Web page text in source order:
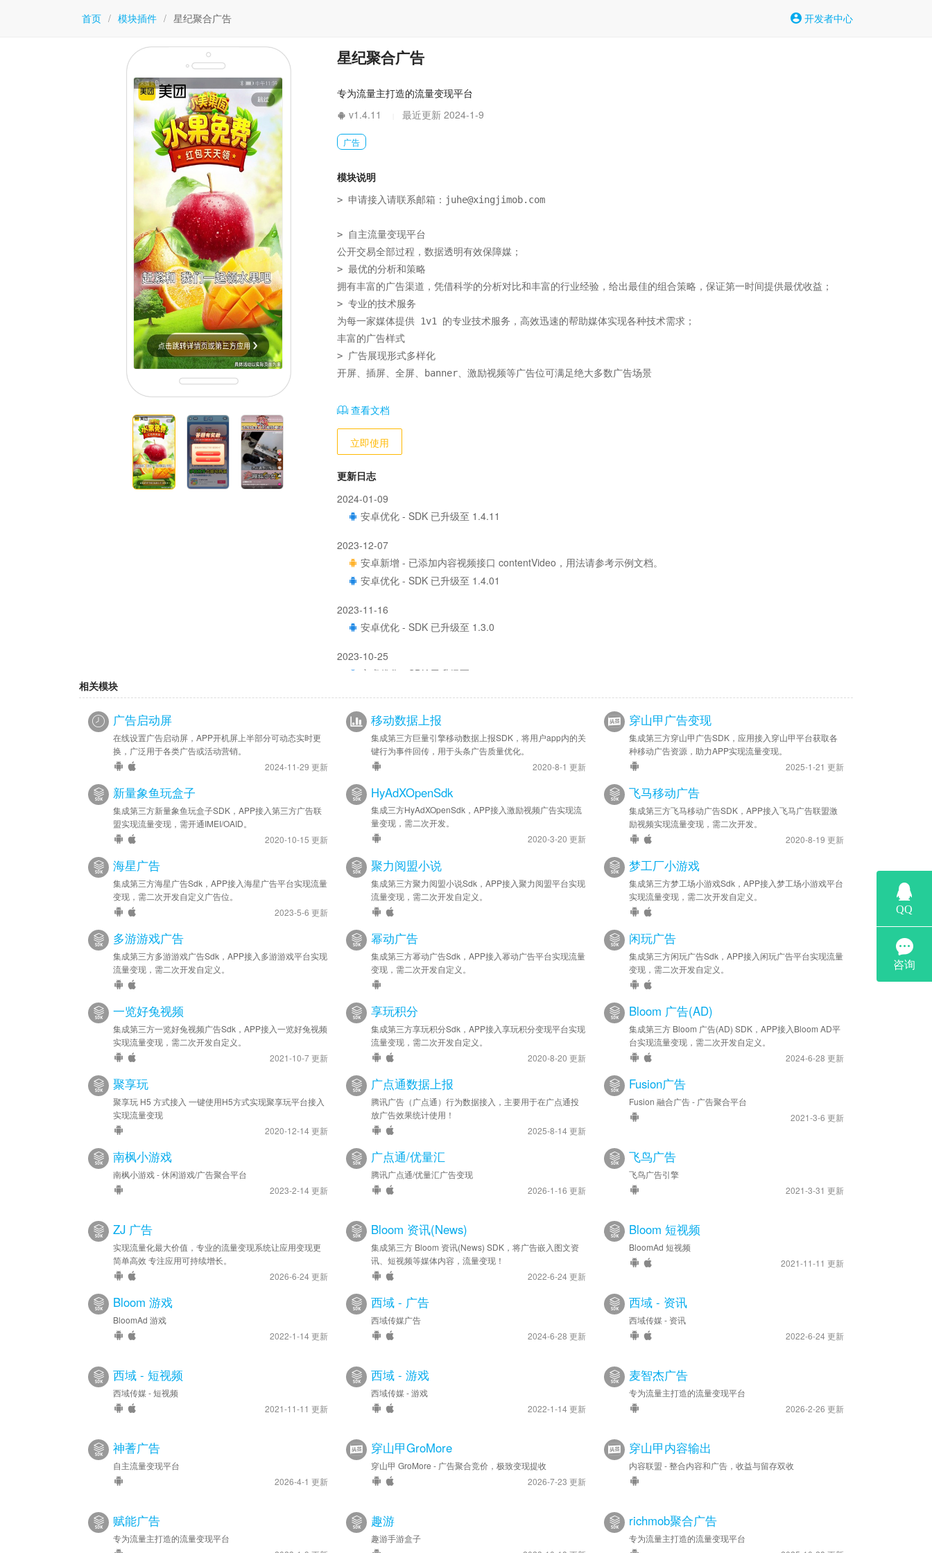
首页 / 模块插件 / 星纪聚合广告 开发者中心
星纪聚合广告
专为流量主打造的流量变现平台
v1.4.11
最近更新 2024-1-9
广告
模块说明
> 申请接入请联系邮箱：juhe@xingjimob.com
> 自主流量变现平台
公开交易全部过程，数据透明有效保障媒；
> 最优的分析和策略
拥有丰富的广告渠道，凭借科学的分析对比和丰富的行业经验，给出最佳的组合策略，保证第一时间提供最优收益；
> 专业的技术服务
为每一家媒体提供 1v1 的专业技术服务，高效迅速的帮助媒体实现各种技术需求；
丰富的广告样式
> 广告展现形式多样化
开屏、插屏、全屏、banner、激励视频等广告位可满足绝大多数广告场景
查看文档
立即使用
更新日志
2024-01-09
安卓优化 - SDK 已升级至 1.4.11
2023-12-07
安卓新增 - 已添加内容视频接口 contentVideo，用法请参考示例文档。
安卓优化 - SDK 已升级至 1.4.01
2023-11-16
安卓优化 - SDK 已升级至 1.3.0
2023-10-25
安卓优化 - SDK 已升级至 1.2.08
2023-08-31
安卓优化 - SDK 已升级至 1.2.02
2023-08-17
安卓优化 - SDK 已升级至 1.2.01
2023-08-06
安卓优化 - SDK 已升级至 1.1.2
2023-07-14
安卓优化 - SDK 已更新至最新版
2023-06-19
安卓新增 - 激励视频 reward 接口增加 userId、customInfo 参数
2022-11-11
安卓优化 - SDK 已升级
2022-10-27
安卓新增 - 接入流量变现
相关模块
广告启动屏
在线设置广告启动屏，APP开机屏上半部分可动态实时更
换，广泛用于各类广告或活动营销。
2024-11-29 更新
移动数据上报
集成第三方巨量引擎移动数据上报SDK，将用户app内的关
键行为事件回传，用于头条广告质量优化。
2020-8-1 更新
穿山甲广告变现
集成第三方穿山甲广告SDK，应用接入穿山甲平台获取各
种移动广告资源，助力APP实现流量变现。
2025-1-21 更新
新量象鱼玩盒子
集成第三方新量象鱼玩盒子SDK，APP接入第三方广告联
盟实现流量变现，需开通IMEI/OAID。
2020-10-15 更新
HyAdXOpenSdk
集成三方HyAdXOpenSdk，APP接入激励视频广告实现流
量变现，需二次开发。
2020-3-20 更新
飞马移动广告
集成第三方飞马移动广告SDK，APP接入飞马广告联盟激
励视频实现流量变现，需二次开发。
2020-8-19 更新
海星广告
集成第三方海星广告Sdk，APP接入海星广告平台实现流量
变现，需二次开发自定义广告位。
2023-5-6 更新
聚力阅盟小说
集成第三方聚力阅盟小说Sdk，APP接入聚力阅盟平台实现
流量变现，需二次开发自定义。
梦工厂小游戏
集成第三方梦工场小游戏Sdk，APP接入梦工场小游戏平台
实现流量变现，需二次开发自定义。
多游游戏广告
集成第三方多游游戏广告Sdk，APP接入多游游戏平台实现
流量变现，需二次开发自定义。
幂动广告
集成第三方幂动广告Sdk，APP接入幂动广告平台实现流量
变现，需二次开发自定义。
闲玩广告
集成第三方闲玩广告Sdk，APP接入闲玩广告平台实现流量
变现，需二次开发自定义。
一览好兔视频
集成第三方一览好兔视频广告Sdk，APP接入一览好兔视频
实现流量变现，需二次开发自定义。
2021-10-7 更新
享玩积分
集成第三方享玩积分Sdk，APP接入享玩积分变现平台实现
流量变现，需二次开发自定义。
2020-8-20 更新
Bloom 广告(AD)
集成第三方 Bloom 广告(AD) SDK，APP接入Bloom AD平
台实现流量变现，需二次开发自定义。
2024-6-28 更新
聚享玩
聚享玩 H5 方式接入 一键使用H5方式实现聚享玩平台接入
实现流量变现
2020-12-14 更新
广点通数据上报
腾讯广告（广点通）行为数据接入，主要用于在广点通投
放广告效果统计使用！
2025-8-14 更新
Fusion广告
Fusion 融合广告 - 广告聚合平台
2021-3-6 更新
南枫小游戏
南枫小游戏 - 休闲游戏/广告聚合平台
2023-2-14 更新
广点通/优量汇
腾讯广点通/优量汇广告变现
2026-1-16 更新
飞鸟广告
飞鸟广告引擎
2021-3-31 更新
ZJ 广告
实现流量化最大价值，专业的流量变现系统让应用变现更
简单高效 专注应用可持续增长。
2026-6-24 更新
Bloom 资讯(News)
集成第三方 Bloom 资讯(News) SDK，将广告嵌入图文资
讯、短视频等媒体内容，流量变现！
2022-6-24 更新
Bloom 短视频
BloomAd 短视频
2021-11-11 更新
Bloom 游戏
BloomAd 游戏
2022-1-14 更新
西域 - 广告
西域传媒广告
2024-6-28 更新
西域 - 资讯
西域传媒 - 资讯
2022-6-24 更新
西域 - 短视频
西域传媒 - 短视频
2021-11-11 更新
西域 - 游戏
西域传媒 - 游戏
2022-1-14 更新
麦智杰广告
专为流量主打造的流量变现平台
2026-2-26 更新
神蓍广告
自主流量变现平台
2026-4-1 更新
穿山甲GroMore
穿山甲 GroMore - 广告聚合竞价，极致变现提收
2026-7-23 更新
穿山甲内容输出
内容联盟 - 整合内容和广告，收益与留存双收
赋能广告
专为流量主打造的流量变现平台
趣游
趣游手游盒子
richmob聚合广告
专为流量主打造的流量变现平台